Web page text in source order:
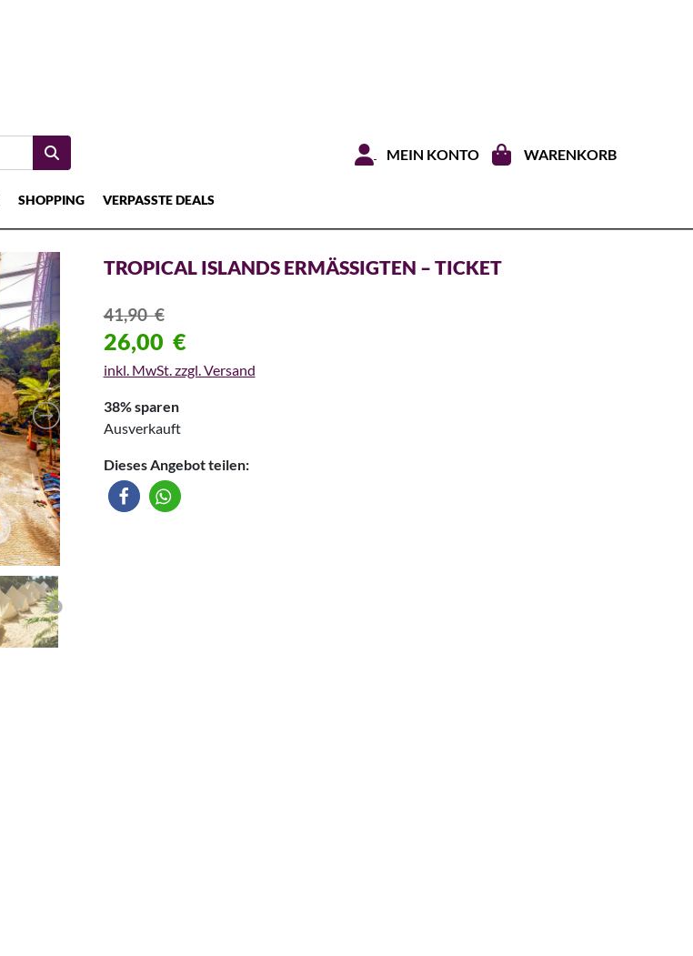
MEIN KONTO WARENKORB
SHOPPING VERPASSTE DEALS
TROPICAL ISLANDS ERMÄSSIGTEN – TICKET
41,90€
26,00 €
inkl. MwSt. zzgl. Versand
38% sparen
Ausverkauft
Dieses Angebot teilen: